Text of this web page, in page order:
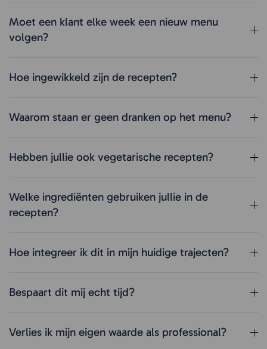
Moet een klant elke week een nieuw menu
volgen?
Hoe ingewikkeld zijn de recepten?
Waarom staan er geen dranken op het menu?
Hebben jullie ook vegetarische recepten?
Welke ingrediënten gebruiken jullie in de
recepten?
Hoe integreer ik dit in mijn huidige trajecten?
Bespaart dit mij echt tijd?
Verlies ik mijn eigen waarde als professional?